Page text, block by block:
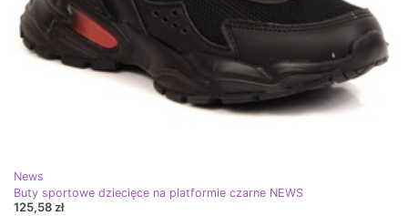
News
Buty sportowe dziecięce na platformie czarne NEWS
125,58 zł